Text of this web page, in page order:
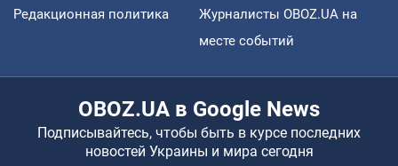
Редакционная политика
Журналисты OBOZ.UA на
месте событий
OBOZ.UA в Google News
Подписывайтесь, чтобы быть в курсе последних
новостей Украины и мира сегодня